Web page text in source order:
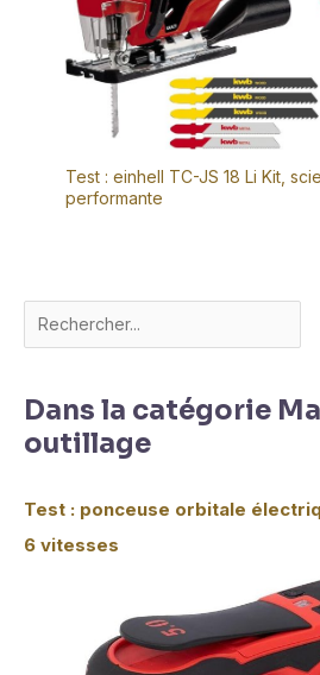
Test : einhell TC-JS 18 Li Kit,
performante
Dans la catégorie
outillage
Test : ponceuse orbitale
6 vitesses